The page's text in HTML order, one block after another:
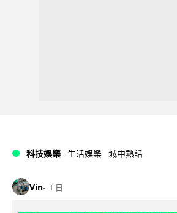
科技娛樂 生活娛樂 城中熱話
Vin 1 日